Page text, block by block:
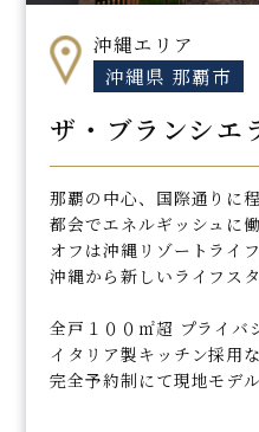
沖縄エリア
沖縄県 那覇市
ザ・ブランシエ
那覇の中心、国際通りに
都会でエネルギッシュに働
オフは沖縄リゾートライ
沖縄から新しいライフス
全戸１００㎡超 プライバ
イタリア製キッチン採用
完全予約制にて現地モデ